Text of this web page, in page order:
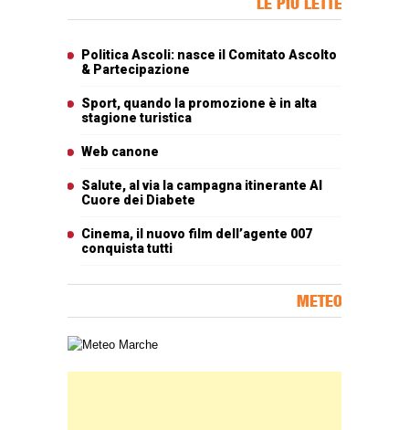
Politica Ascoli: nasce il Comitato Ascolto
& Partecipazione
Sport, quando la promozione è in alta
stagione turistica
Web canone
Salute, al via la campagna itinerante Al
Cuore dei Diabete
Cinema, il nuovo film dell’agente 007
conquista tutti
METEO
Carta meteorologica delle Marche